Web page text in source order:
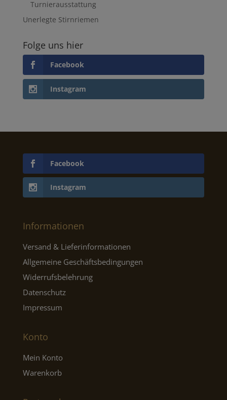
Turnierausstattung
Unerlegte Stirnriemen
Folge uns hier
Facebook
Instagram
Facebook
Instagram
Informationen
Versand & Lieferinformationen
Allgemeine Geschäftsbedingungen
Widerrufsbelehrung
Datenschutz
Impressum
Konto
Mein Konto
Warenkorb